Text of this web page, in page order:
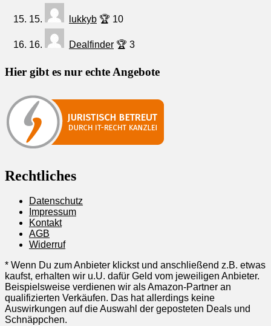
15. lukkyb 🏆 10
16. Dealfinder 🏆 3
Hier gibt es nur echte Angebote
Rechtliches
Datenschutz
Impressum
Kontakt
AGB
Widerruf
* Wenn Du zum Anbieter klickst und anschließend z.B. etwas
kaufst, erhalten wir u.U. dafür Geld vom jeweiligen Anbieter.
Beispielsweise verdienen wir als Amazon-Partner an
qualifizierten Verkäufen. Das hat allerdings keine
Auswirkungen auf die Auswahl der geposteten Deals und
Schnäppchen.